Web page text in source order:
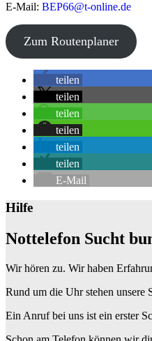
E-Mail: BEP66@t-online.de
Zum Routenplaner
teilen
teilen
teilen
teilen
teilen
teilen
E-Mail
Hilfe
Nottelefon Sucht
Wir hören zu. Wir haben
Rund um die Uhr stehen unsere
Ein Anruf bei uns ist ein erster